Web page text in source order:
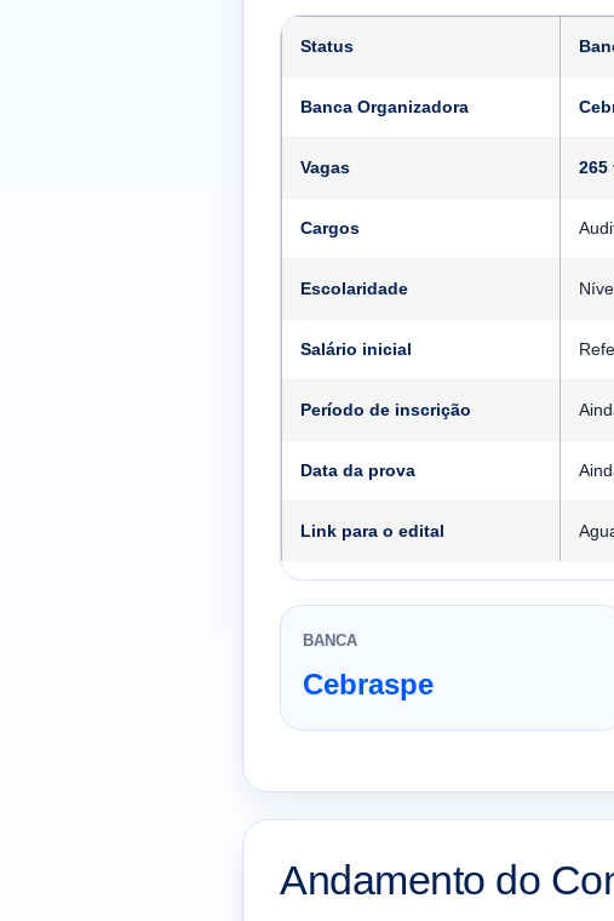
Status
Banca Organizadora
Vagas 265
Cargos
Escolaridade
Salário inicial
Período de inscrição
Data da prova
Link para o edital
BANCA
Cebraspe
Andamento do